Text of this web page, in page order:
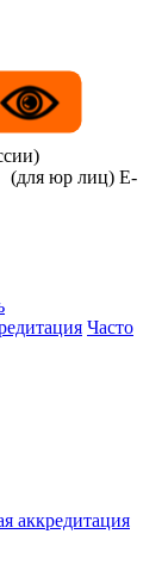
(для юр лиц) E-
Часто
аккредитация